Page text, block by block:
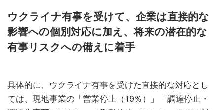
ウクライナ有事を受けて、企業は直接的な
影響への個別対応に加え、将来の潜在的な
有事リスクへの備えに着手
具体的に、ウクライナ有事を受けた直接的な対応とし
ては、現地事業の「営業停止（19％）」「調達停止・